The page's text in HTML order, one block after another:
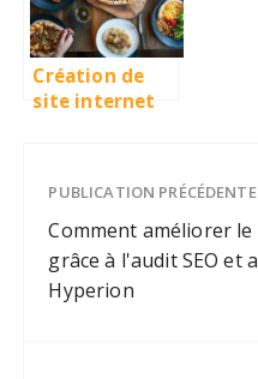
Création de
site internet
pizzeria, fast-
food, burger,
kebab
(location
mensuelle 35€
PUBLICATION PRÉCÉDENTE
Comment améliorer
grâce à l'audit SEO et
Hyperion